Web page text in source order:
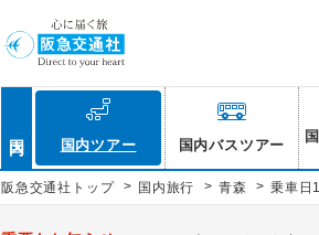
国内ツアー 国内バスツアー
阪急交通社トップ > 国内旅行 > 青森 > 乗車日